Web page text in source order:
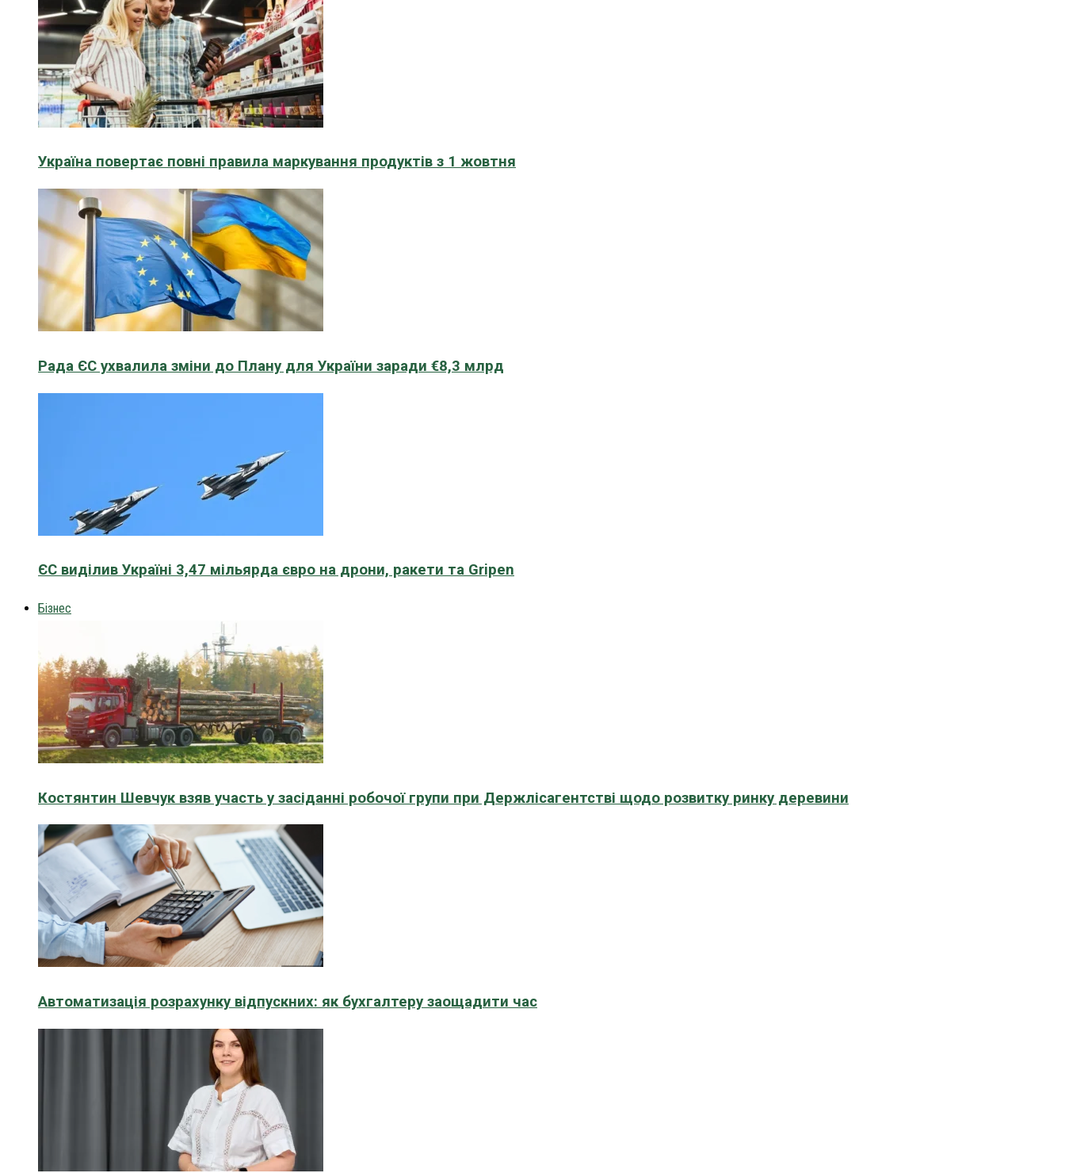
Україна повертає повні правила маркування продуктів з 1 жовтня
Рада ЄС ухвалила зміни до Плану для України заради €8,3 млрд
ЄС виділив Україні 3,47 мільярда євро на дрони, ракети та Gripen
Бізнес
Костянтин Шевчук взяв участь у засіданні робочої групи при Держлісагентстві щодо розвитку ринку деревини
Автоматизація розрахунку відпускних: як бухгалтеру заощадити час